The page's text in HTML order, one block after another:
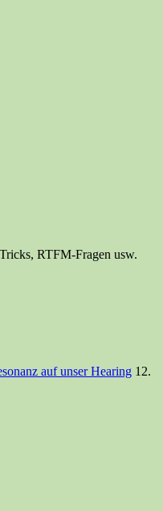
RTFM-Fragen usw.
auf unser Hearing 12.